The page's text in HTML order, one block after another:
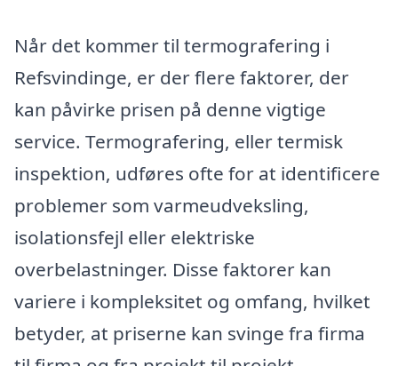
Når det kommer til termografering i
Refsvindinge, er der flere faktorer, der
kan påvirke prisen på denne vigtige
service. Termografering, eller termisk
inspektion, udføres ofte for at identificere
problemer som varmeudveksling,
isolationsfejl eller elektriske
overbelastninger. Disse faktorer kan
variere i kompleksitet og omfang, hvilket
betyder, at priserne kan svinge fra firma